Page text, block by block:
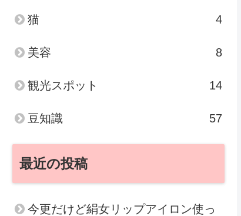
猫 4
美容 8
観光スポット 14
豆知識 57
最近の投稿
今更だけど絹女リップアイロン使っ